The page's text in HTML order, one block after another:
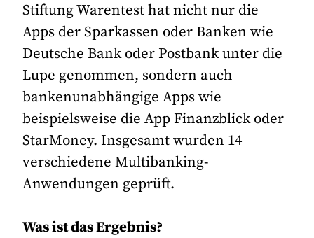
Stiftung Warentest hat nicht nur die
Apps der Sparkassen oder Banken wie
Deutsche Bank oder Postbank unter die
Lupe genommen, sondern auch
bankenunabhängige Apps wie
beispielsweise die App Finanzblick oder
StarMoney. Insgesamt wurden 14
verschiedene Multibanking-
Anwendungen geprüft.
Was ist das Ergebnis?